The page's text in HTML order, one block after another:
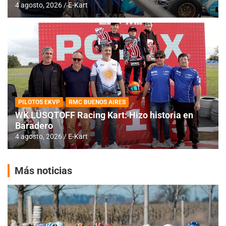
4 agosto, 2026 E-Kart
PILOTOS EKVP RMC BUENOS AIRES
WK LÜSQTOFF Racing Kart: Hizo historia en
Baradero
4 agosto, 2026 E-Kart
Más noticias